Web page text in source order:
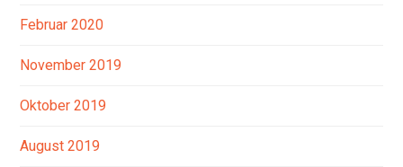
Februar 2020
November 2019
Oktober 2019
August 2019